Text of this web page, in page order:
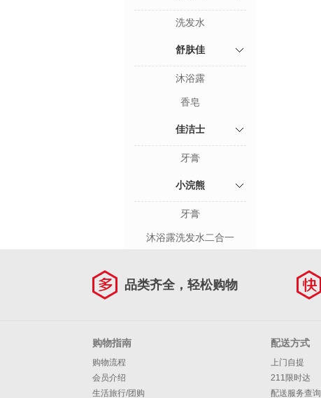
洗发水
舒肤佳
沐浴露
香皂
佳洁士
牙膏
小浣熊
牙膏
沐浴露洗发水二合一
品类齐全，轻松购物
购物指南
购物流程
会员介绍
生活旅行/团购
配送方式
上门自提
211限时达
配送服务查询